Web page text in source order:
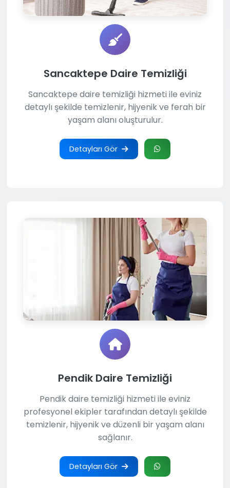
Sancaktepe Daire Temizliği
Sancaktepe daire temizliği hizmeti ile eviniz
detaylı şekilde temizlenir, hijyenik ve ferah bir
yaşam alanı oluşturulur.
Detayları Gör
Pendik Daire Temizliği
Pendik daire temizliği hizmeti ile eviniz
profesyonel ekipler tarafından detaylı şekilde
temizlenir, hijyenik ve düzenli bir yaşam alanı
sağlanır.
Detayları Gör